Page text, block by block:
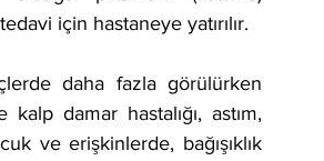
için hastaneye yatırılır.
daha fazla görülürken
damar hastalığı, astım,
ve erişkinlerde, bağışıklık